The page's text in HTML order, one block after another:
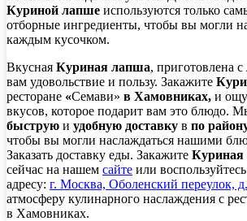
Куриной лапше используются только
отборные ингредиенты, чтобы вы могли
каждым кусочком.
Вкусная Куриная лапша, приготовлена
вам удовольствие и пользу. Закажите
ресторане «Семави» в Хамовниках, и
вкусов, которое подарит вам это блюдо.
быструю и удобную доставку в по
чтобы вы могли наслаждаться нашими
Заказать доставку еды. Закажите
сейчас на нашем сайте или
адресу: г. Москва, Оболенский переулок,
атмосферу кулинарного наслаждения с
в Хамовниках.